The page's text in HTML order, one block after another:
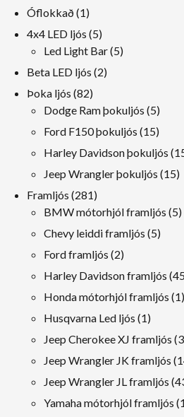
Óflokkað 11
Vara
4x4 LED ljós 55
vörur
Led Light Bar 55
Beta LED ljós 22
Þoka ljós 8282
vörur
Dodge Ram þokuljós 55
vörur
Ford F150 þokuljós 1515
vörur
Harley Davidson þokuljós
Jeep Wrangler þokuljós 1515
Framljós 281281
vörur
BMW mótorhjól framljós 55
Chevy leiddi framljós 55
Ford framljós 22
vörur
Harley Davidson framljós
Honda mótorhjól framljós 11
Husqvarna Led ljós 11
Vara
Jeep Cherokee XJ framljós
Jeep Wrangler JK framljós
Jeep Wrangler JL framljós
Yamaha mótorhjól framljós 1